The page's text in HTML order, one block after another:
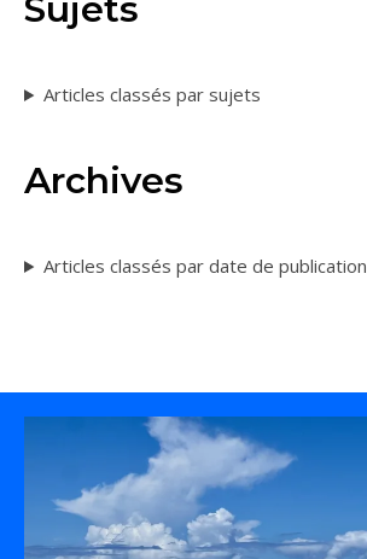
Sujets
Articles classés par sujets
Archives
Articles classés par date de publication